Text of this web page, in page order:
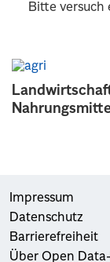
Bitte versuch
Impressum
Datenschutz
Barrierefreiheit
Über Open